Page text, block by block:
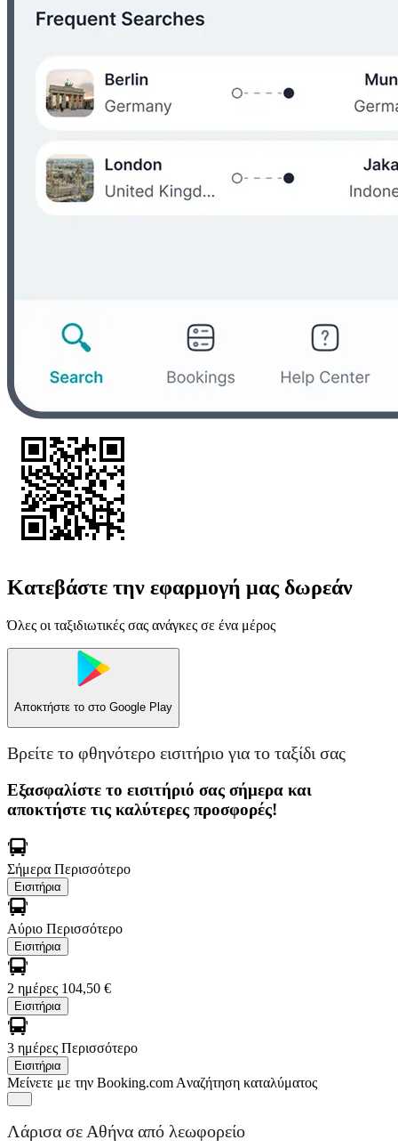
Κατεβάστε την εφαρμογή μας δωρεάν
Όλες οι ταξιδιωτικές σας ανάγκες σε ένα μέρος
Αποκτήστε το στο Google Play
Βρείτε το φθηνότερο εισιτήριο για το ταξίδι σας
Εξασφαλίστε το εισιτήριό σας σήμερα και
αποκτήστε τις καλύτερες προσφορές!
Σήμερα Περισσότερο
Εισιτήρια
Αύριο Περισσότερο
Εισιτήρια
2 ημέρες 104,50 €
Εισιτήρια
3 ημέρες Περισσότερο
Εισιτήρια
Μείνετε με την Booking.com Aναζήτηση καταλύματος
Λάρισα σε Αθήνα από λεωφορείο